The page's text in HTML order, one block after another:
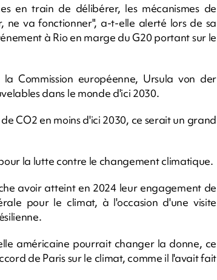
en train de délibérer, les mécanismes de
ne va fonctionner", a-t-elle alerté lors de sa
à Rio en marge du G20 portant sur le
Commission européenne, Ursula von der
dans le monde d'ici 2030.
CO2 en moins d'ici 2030, ce serait un grand
la lutte contre le changement climatique.
avoir atteint en 2024 leur engagement de
pour le climat, à l'occasion d'une visite
américaine pourrait changer la donne, ce
de Paris sur le climat, comme il l'avait fait